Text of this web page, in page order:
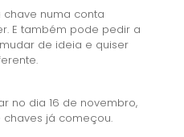
numa conta
E também pode pedir a
de ideia e quiser
no dia 16 de novembro,
já começou.